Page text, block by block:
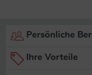
Persönliche
Ihre Vorteile